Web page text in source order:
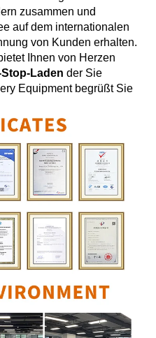
zusammen und
auf dem internationalen
von Kunden erhalten.
Ihnen von Herzen
Laden der Sie
Equipment begrüßt Sie